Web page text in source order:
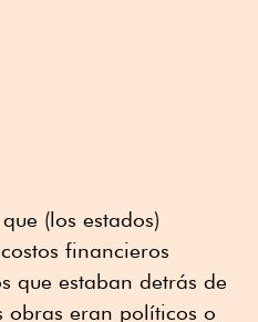
(los estados)
financieros
que estaban detrás de
obras eran políticos o